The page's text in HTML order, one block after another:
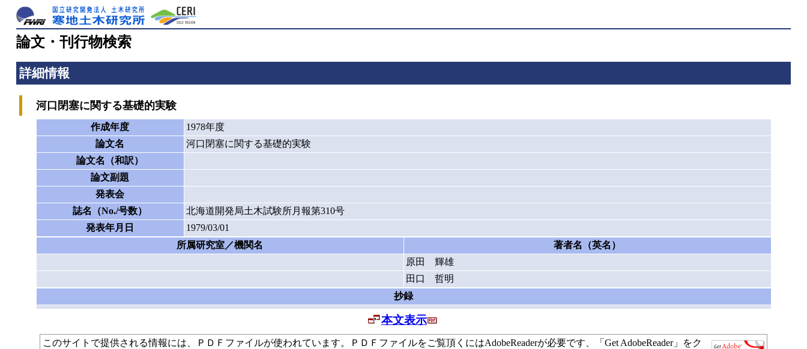
論文・刊行物検索
詳細情報
河口閉塞に関する基礎的実験
作成年度
1978年度
論文名
河口閉塞に関する基礎的実験
論文名（和訳）
論文副題
発表会
誌名（No./号数）
北海道開発局土木試験所月報第310号
発表年月日
1979/03/01
所属研究室／機関名
著者名（英名）
原田 輝雄
田口 哲明
抄録
本文表示
このサイトで提供される情報には、ＰＤＦファイルが使われています。ＰＤＦファイルをご覧頂くにはAdobeReaderが必要です、「Get AdobeReader」をク